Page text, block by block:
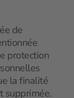
de
protection
la finalité
supprimée.